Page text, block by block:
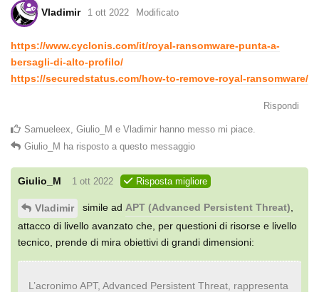
Vladimir 1 ott 2022 Modificato
https://www.cyclonis.com/it/royal-ransomware-punta-a-
bersagli-di-alto-profilo/
https://securedstatus.com/how-to-remove-royal-ransomware/
Rispondi
Samueleex Giulio_M e Vladimir hanno messo mi piace
Giulio_M ha risposto a questo messaggio
Giulio_M 1 ott 2022 Risposta migliore
Vladimir simile ad APT (Advanced Persistent Threat)
attacco di livello avanzato che, per questioni di risorse e livello
tecnico, prende di mira obiettivi di grandi dimensioni:
L’acronimo APT, Advanced Persistent Threat, rappresenta